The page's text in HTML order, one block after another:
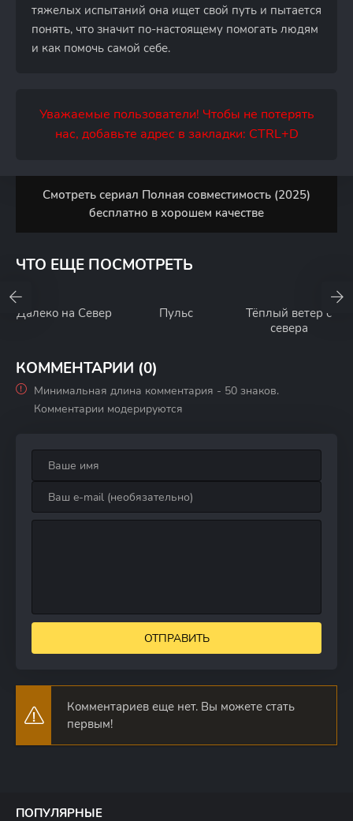
тяжелых испытаний она ищет свой путь и пытается
понять, что значит по-настоящему помогать людям
и как помочь самой себе.
Уважаемые пользователи! Чтобы не потерять
нас, добавьте адрес в закладки: CTRL+D
Смотреть сериал Полная совместимость (2025)
бесплатно в хорошем качестве
ЧТО ЕЩЕ ПОСМОТРЕТЬ
Далеко на Север Пульс
Тёплый ветер с
севера
КОММЕНТАРИИ (0)
Минимальная длина комментария - 50 знаков.
Комментарии модерируются
ОТПРАВИТЬ
Комментариев еще нет. Вы можете стать
первым!
ПОПУЛЯРНЫЕ